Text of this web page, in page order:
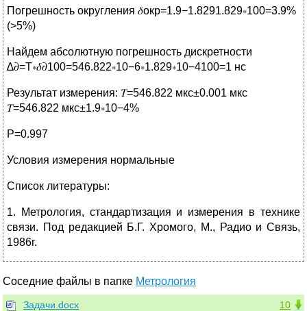
Погрешность округления 𝛿окр=1.9−1.8291.829∗100=3.9%
(>5%)
Найдем абсолютную погрешность дискретности
∆𝜕=Т∗𝛿𝜕100=546.822∗10−6∗1.829∗10−4100=1 нс
Результат измерения: 𝑇=546.822 мкс±0.001 мкс
𝑇=546.822 мкс±1.9∗10−4%
Р=0.997
Условия измерения нормальные
Список литературы:
1. Метрология, стандартизация и измерения в технике
связи. Под редакцией Б.Г. Хромого, М., Радио и Связь,
1986г.
Соседние файлы в папке Метрология
10
Задачи.docx